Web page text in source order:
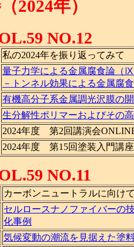
2024年）
NO.12
私の2024年を振り返ってみて
量子力学による金属腐食論（
－トンネル効果による金属腐
有機高分子系金属調光沢膜の
生分解性ポリマーおよびその
2024年度 第2回講演会
2024年度 第15回塗装入門講
NO.11
カーボンニュートラルに向け
セルロースナノファイバーの
化事例
気候変動の潮流を見据えた塗